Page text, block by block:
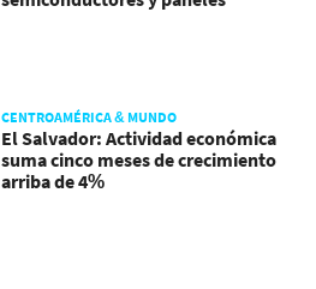
CENTROAMÉRICA & MUNDO
El Salvador: Actividad económica
suma cinco meses de crecimiento
arriba de 4%